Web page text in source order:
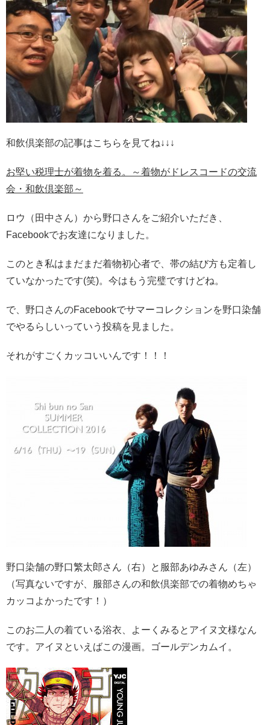
和飲倶楽部の記事はこちらを見てね↓↓↓
お堅い税理士が着物を着る。～着物がドレスコードの交流
会・和飲倶楽部～
ロウ（田中さん）から野口さんをご紹介いただき、
Facebookでお友達になりました。
このとき私はまだまだ着物初心者で、帯の結び方も定着し
ていなかったです(笑)。今はもう完璧ですけどね。
で、野口さんのFacebookでサマーコレクションを野口染舗
でやるらしいっていう投稿を見ました。
それがすごくカッコいいんです！！！
野口染舗の野口繁太郎さん（右）と服部あゆみさん（左）
（写真ないですが、服部さんの和飲倶楽部での着物めちゃ
カッコよかったです！）
このお二人の着ている浴衣、よーくみるとアイヌ文様なん
です。アイヌといえばこの漫画。ゴールデンカムイ。